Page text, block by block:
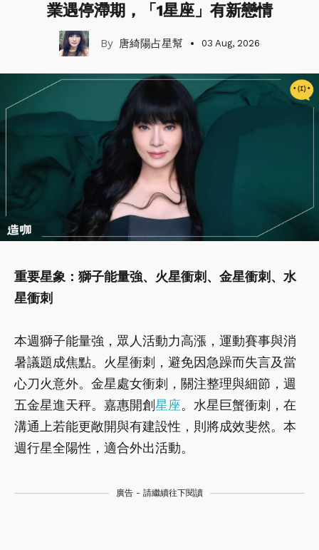
業遇停滯期，「1星座」有新戀情
唐綺陽占星幫 03 Aug, 2026
重要星象：獅子能量強、火星衝刺、金星衝刺、水
星衝刺
本週獅子能量強，眾人活動力高漲，運動賽事與消
暑議題成焦點。火星衝刺，避免因急躁而失言及當
心刀火意外。金星處女衝刺，關注整理與細節，週
五金星進天秤。嘉惠開創星座。水星巨蟹衝刺，在
溝通上若能更敞開與有建設性，則將成效斐然。本
週行星全陽性，適合外出活動。
廣告 - 請繼續往下閱讀